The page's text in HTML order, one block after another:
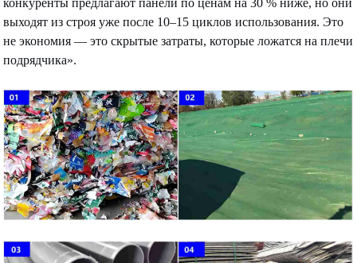
конкуренты предлагают панели по ценам на 30 % ниже, но они
выходят из строя уже после 10–15 циклов использования. Это
не экономия — это скрытые затраты, которые ложатся на плечи
подрядчика».